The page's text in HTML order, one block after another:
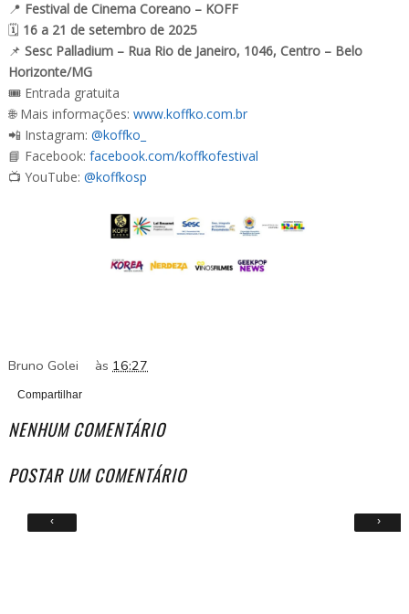
📍 Festival de Cinema Coreano – KOFF
🗓 16 a 21 de setembro de 2025
📌 Sesc Palladium – Rua Rio de Janeiro, 1046, Centro – Belo
Horizonte/MG
🎟 Entrada gratuita
🌐 Mais informações: www.koffko.com.br
📲 Instagram: @koffko_
📘 Facebook: facebook.com/koffkofestival
📺 YouTube: @koffkosp
Bruno Golei às 16:27
Compartilhar
NENHUM COMENTÁRIO
POSTAR UM COMENTÁRIO
‹ ›